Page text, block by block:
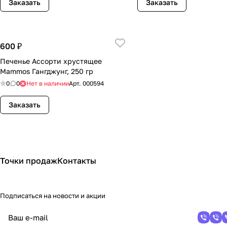
Заказать Заказать
600 ₽
Печенье Ассорти хрустящее
Mammos Гангджунг, 250 гр
0 0 Нет в наличииАрт. 000594
Заказать
Точки продажКонтакты
Подписаться на новости и акции